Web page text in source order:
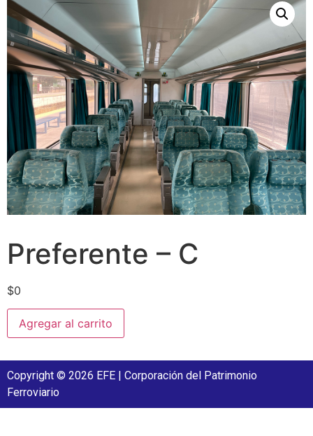
Preferente – C
$0
Agregar al carrito
Copyright © 2026 EFE | Corporación del Patrimonio
Ferroviario